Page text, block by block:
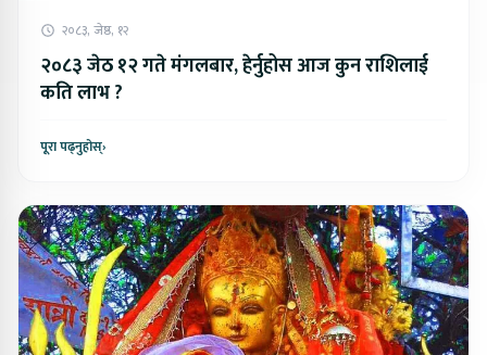
२०८३, जेष्ठ, १२
२०८३ जेठ १२ गते मंगलबार, हेर्नुहोस आज कुन राशिलाई
कति लाभ ?
पूरा पढ्नुहोस्›